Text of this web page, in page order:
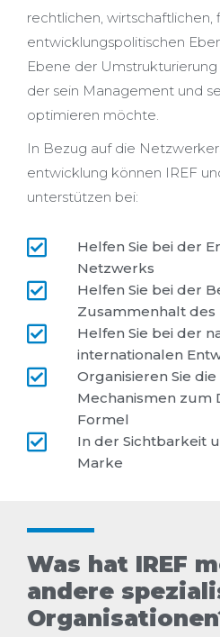
rechtlichen, wirtschaftlichen,
entwicklungspolitischen
Ebene der
der sein Management und
optimieren möchte.
In Bezug auf die
entwicklung können IREF
unterstützen bei:
Helfen Sie bei der
Netzwerks
Helfen Sie bei der
Zusammenhalt
Helfen Sie bei der
internationalen
Organisieren Sie
Mechanismen zum
Formel
In der Sichtbarkeit
Marke
Was hat IREF
andere